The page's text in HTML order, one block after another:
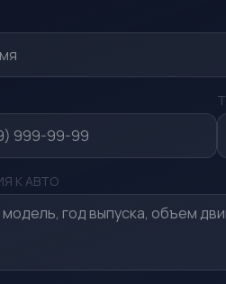
К АВТО